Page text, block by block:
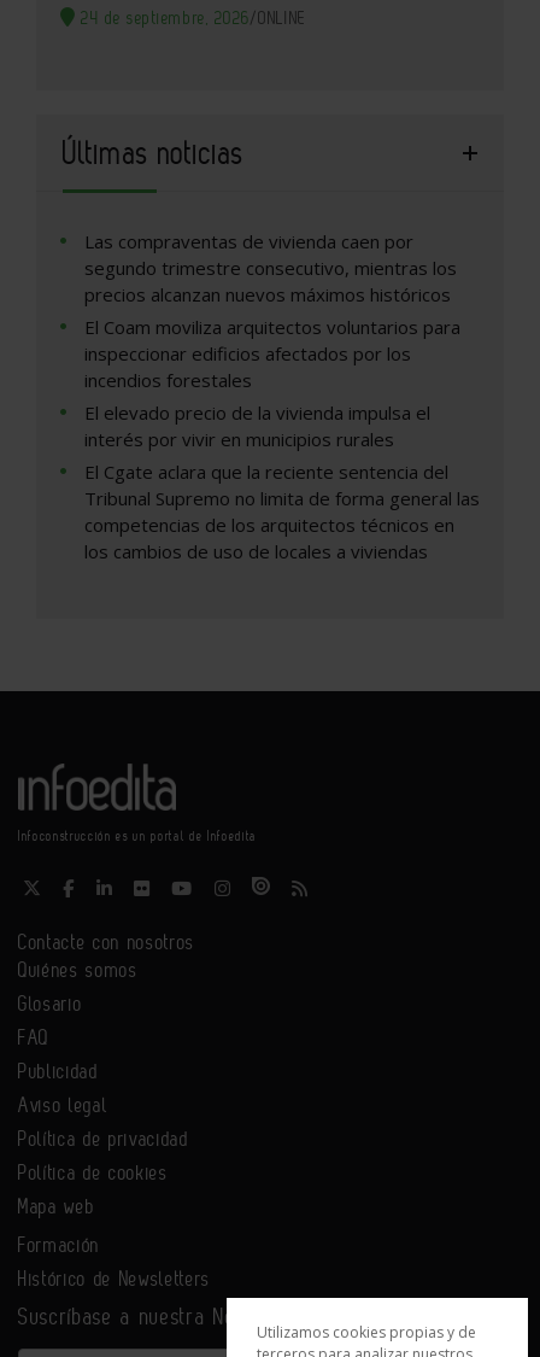
24 de septiembre, 2026/ONLINE
Últimas noticias
Las compraventas de vivienda caen por
segundo trimestre consecutivo, mientras los
precios alcanzan nuevos máximos históricos
El Coam moviliza arquitectos voluntarios para
inspeccionar edificios afectados por los
incendios forestales
El elevado precio de la vivienda impulsa el
interés por vivir en municipios rurales
El Cgate aclara que la reciente sentencia del
Tribunal Supremo no limita de forma general las
competencias de los arquitectos técnicos en
los cambios de uso de locales a viviendas
Infoconstrucción es un portal de Infoedita
Contacte con nosotros
Quiénes somos
Glosario
FAQ
Publicidad
Aviso legal
Política de privacidad
Política de cookies
Mapa web
Formación
Histórico de Newsletters
Suscríbase a nuestra Newsletter
Utilizamos cookies propias y de